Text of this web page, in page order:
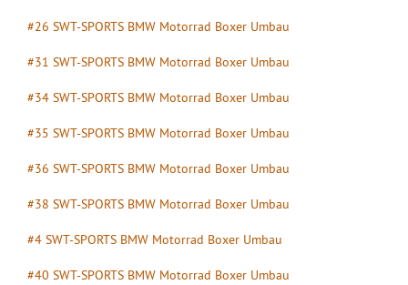
#26 SWT-SPORTS BMW Motorrad Boxer Umbau
#31 SWT-SPORTS BMW Motorrad Boxer Umbau
#34 SWT-SPORTS BMW Motorrad Boxer Umbau
#35 SWT-SPORTS BMW Motorrad Boxer Umbau
#36 SWT-SPORTS BMW Motorrad Boxer Umbau
#38 SWT-SPORTS BMW Motorrad Boxer Umbau
#4 SWT-SPORTS BMW Motorrad Boxer Umbau
#40 SWT-SPORTS BMW Motorrad Boxer Umbau